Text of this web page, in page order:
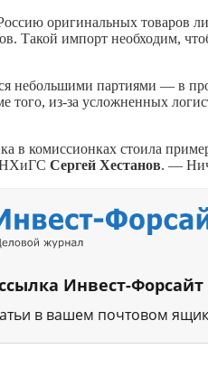
оригинальных товаров
Такой импорт необходим,
небольшими партиями — в
того, из-за усложненных
в комиссионках стоила
Сергей Хестанов. —
Инвест-Форсайт
в вашем почтовом